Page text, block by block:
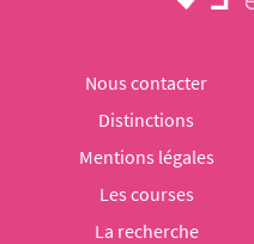
Nous contacter
Distinctions
Mentions légales
Les courses
La recherche